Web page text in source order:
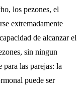
los pezones, el
extremadamente
de alcanzar el
sin ningun
para las parejas: la
puede ser